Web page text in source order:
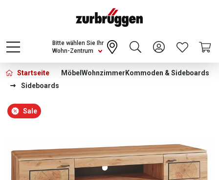
Choose a different country or region to see
content for your location and shop online
CONTINUE
Wohn-Zentrum
Bitte wählen Sie Ihr
Startseite Möbel Wohnzimmer Kommoden & Sideboards
Sideboards
Bildergalerie überspringen
Sale